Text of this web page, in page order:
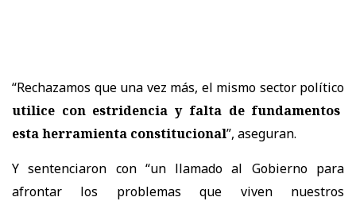
“Rechazamos que una vez más, el mismo sector político
utilice con estridencia y falta de fundamentos
esta herramienta constitucional”, aseguran.
Y sentenciaron con “un llamado al Gobierno para
afrontar los problemas que viven nuestros